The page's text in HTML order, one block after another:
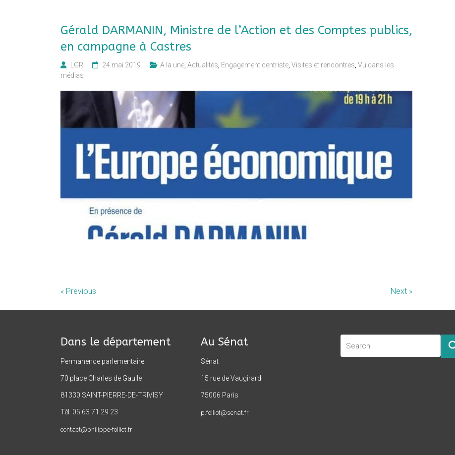
Gérald DARMANIN, Ministre de l’Action et des Comptes publics,
en campagne à Castres
LGR 24 mai 2019 A la une Actualités Engagement centriste Visites et rencontres Vu dans les
médias
« Previous Next »
Dans le département
Permanence parlementaire
70 place Charles de Gaulle
81330 SAINT-PIERRE-DE-TRIVISY
Tél. 05 63 71 29 23
contact@philippe-folliot.fr
Au Sénat
Sénat
15 rue de Vaugirard
75006 Paris
p.folliot@senat.fr